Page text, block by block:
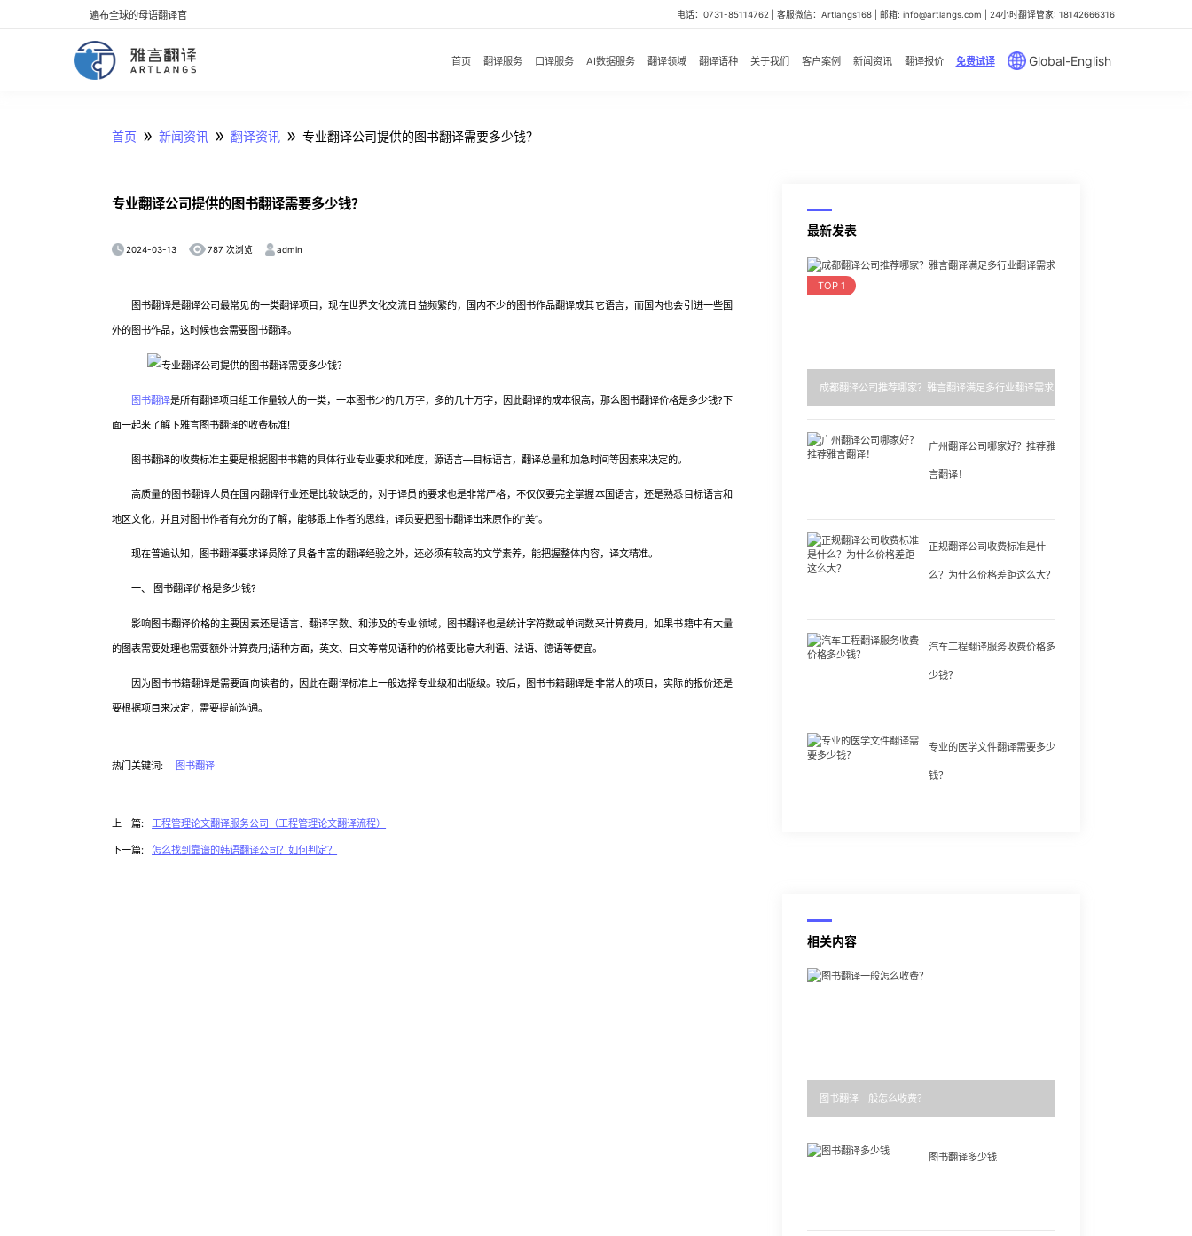
遍布全球的母语翻译官 电话：0731-85114762 | 客服微信：Artlangs168 | 邮箱: info@artlangs.com | 24小时翻译管家: 18142666316
首页 翻译服务 口译服务 AI数据服务 翻译领域 翻译语种 关于我们 客户案例 新闻资讯 翻译报价 免费试译 Global-English
首页 » 新闻资讯 » 翻译资讯 » 专业翻译公司提供的图书翻译需要多少钱？
专业翻译公司提供的图书翻译需要多少钱？
2024-03-13 787 次浏览 admin
图书翻译是翻译公司最常见的一类翻译项目，现在世界文化交流日益频繁的，国内不少的图书作品翻译成其它语言，而国内也会引进一些国
外的图书作品，这时候也会需要图书翻译。
图书翻译是所有翻译项目组工作量较大的一类，一本图书少的几万字，多的几十万字，因此翻译的成本很高，那么图书翻译价格是多少钱?下
面一起来了解下雅言图书翻译的收费标准!
图书翻译的收费标准主要是根据图书书籍的具体行业专业要求和难度，源语言—目标语言，翻译总量和加急时间等因素来决定的。
高质量的图书翻译人员在国内翻译行业还是比较缺乏的，对于译员的要求也是非常严格，不仅仅要完全掌握本国语言，还是熟悉目标语言和
地区文化，并且对图书作者有充分的了解，能够跟上作者的思维，译员要把图书翻译出来原作的“美”。
现在普遍认知，图书翻译要求译员除了具备丰富的翻译经验之外，还必须有较高的文学素养，能把握整体内容，译文精准。
一、 图书翻译价格是多少钱?
影响图书翻译价格的主要因素还是语言、翻译字数、和涉及的专业领域，图书翻译也是统计字符数或单词数来计算费用，如果书籍中有大量
的图表需要处理也需要额外计算费用;语种方面，英文、日文等常见语种的价格要比意大利语、法语、德语等便宜。
因为图书书籍翻译是需要面向读者的，因此在翻译标准上一般选择专业级和出版级。较后，图书书籍翻译是非常大的项目，实际的报价还是
要根据项目来决定，需要提前沟通。
热门关键词: 图书翻译
上一篇: 工程管理论文翻译服务公司（工程管理论文翻译流程）
下一篇: 怎么找到靠谱的韩语翻译公司？如何判定？
最新发表
TOP 1
成都翻译公司推荐哪家？雅言翻译满足多行业翻译需求
广州翻译公司哪家好？推荐雅
言翻译！
正规翻译公司收费标准是什
么？为什么价格差距这么大？
汽车工程翻译服务收费价格多
少钱？
专业的医学文件翻译需要多少
钱？
相关内容
图书翻译一般怎么收费？
图书翻译多少钱